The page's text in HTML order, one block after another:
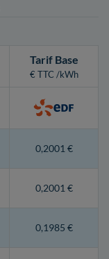
Tarif Base
€ TTC /kWh
0,2001 €
0,2001 €
0,1985 €